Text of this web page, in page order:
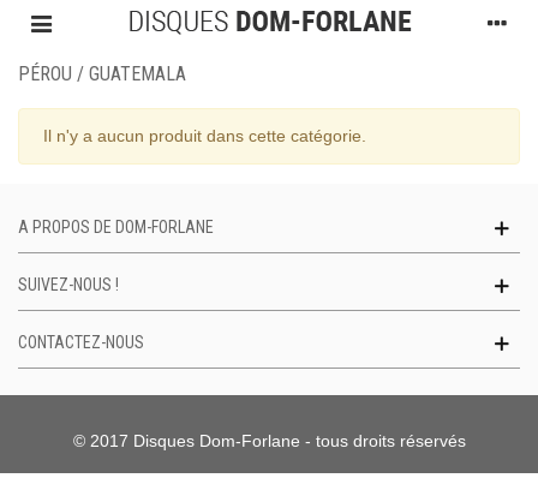
PÉROU / GUATEMALA
Il n'y a aucun produit dans cette catégorie.
A PROPOS DE DOM-FORLANE
SUIVEZ-NOUS !
CONTACTEZ-NOUS
© 2017 Disques Dom-Forlane - tous droits réservés